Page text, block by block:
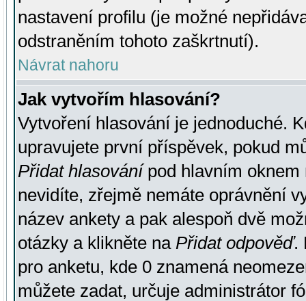
nastavení profilu (je možné
odstraněním tohoto zaškrtnutí).
Návrat nahoru
Jak vytvořím hlasování?
Vytvoření hlasování je jednoduché.
upravujete první příspěvek, pokud
Přidat hlasovánípod hlavním oknem
nevidíte, zřejmě nemáte oprávnění
název ankety a pak alespoň dvě
otázky a klikněte na Přidat odpověď.
pro anketu, kde 0 znamená
můžete zadat, určuje administrátor